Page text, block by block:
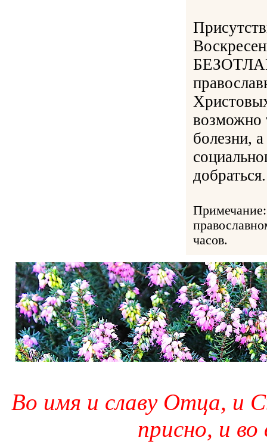
возможно
болезни,
добраться.
часов.
Во имя и славу Отца, и
присно, и во